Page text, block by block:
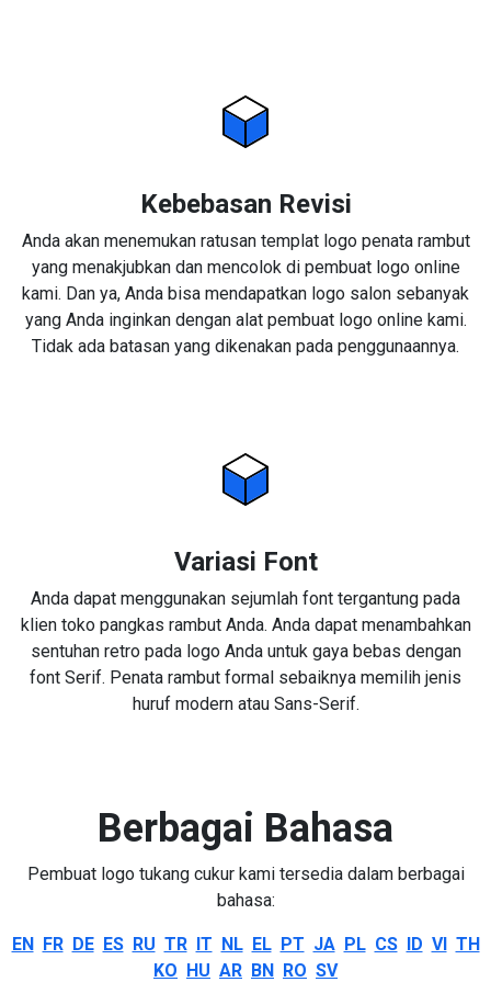
Kebebasan Revisi
Anda akan menemukan ratusan templat logo penata rambut
yang menakjubkan dan mencolok di pembuat logo online
kami. Dan ya, Anda bisa mendapatkan logo salon sebanyak
yang Anda inginkan dengan alat pembuat logo online kami.
Tidak ada batasan yang dikenakan pada penggunaannya.
Variasi Font
Anda dapat menggunakan sejumlah font tergantung pada
klien toko pangkas rambut Anda. Anda dapat menambahkan
sentuhan retro pada logo Anda untuk gaya bebas dengan
font Serif. Penata rambut formal sebaiknya memilih jenis
huruf modern atau Sans-Serif.
Berbagai Bahasa
Pembuat logo tukang cukur kami tersedia dalam berbagai
bahasa:
EN FR DE ES RU TR IT NL EL PT JA PL CS ID VI TH
KO HU AR BN RO SV